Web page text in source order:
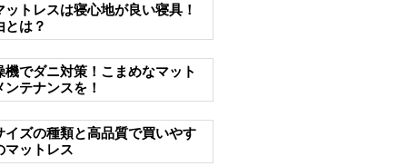
ットレスは寝心地が良い寝具！
とは？
機でダニ対策！こまめなマット
ンテナンスを！
イズの種類と高品質で買いやす
マットレス